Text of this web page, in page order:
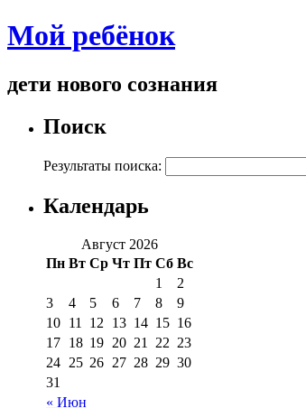
Мой ребёнок
дети нового сознания
Поиск
Результаты поиска:
Календарь
Август 2026
Пн Вт Ср Чт Пт Сб Вс
« Июн
1
2
3
4 5 6 7 8
9
10 11 12 13 14 15 16
17 18 19 20 21 22 23
24 25 26 27 28 29 30
31